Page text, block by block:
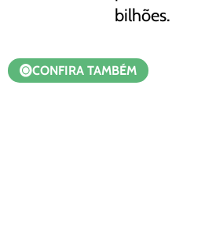
bilhões.
CONFIRA TAMBÉM